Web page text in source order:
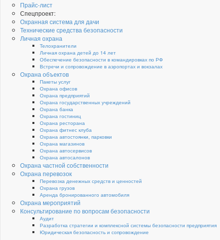
Прайс-лист
Спецпроект:
Охранная система для дачи
Технические средства безопасности
Личная охрана
Телохранители
Личная охрана детей до 14 лет
Обеспечение безопасности в командировках по РФ
Встречи и сопровождение в аэропортах и вокзалах
Охрана объектов
Пакеты услуг
Охрана офисов
Охрана предприятий
Охрана государственных учреждений
Охрана банка
Охрана гостиниц
Охрана ресторана
Охрана фитнес клуба
Охрана автостоянки, парковки
Охрана магазинов
Охрана автосервисов
Охрана автосалонов
Охрана частной собственности
Охрана перевозок
Перевозка денежных средств и ценностей
Охрана грузов
Аренда бронированного автомобиля
Охрана мероприятий
Консультирование по вопросам безопасности
Аудит
Разработка стратегии и комплексной системы безопасности предприятия
Юридическая безопасность и сопровождение